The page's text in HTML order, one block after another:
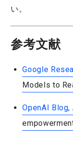
い。
参考文献
Google
Models to
OpenAI Blog,